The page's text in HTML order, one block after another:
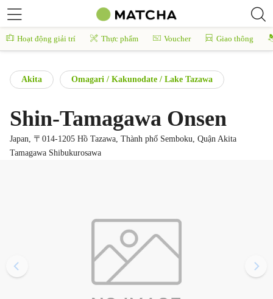
Hoạt động giải trí Thực phẩm Voucher Giao thông
Akita Omagari / Kakunodate / Lake Tazawa
Shin-Tamagawa Onsen
Japan, 〒014-1205 Hồ Tazawa, Thành phố Semboku, Quận Akita
Tamagawa Shibukurosawa